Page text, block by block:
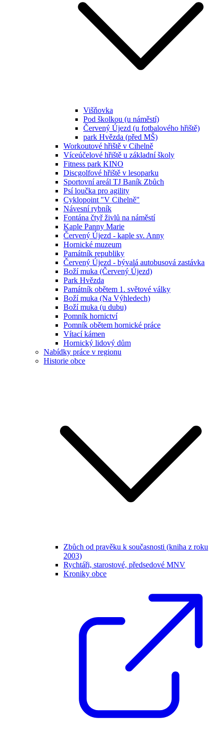
Višňovka
Pod školkou (u náměstí)
Červený Újezd (u fotbalového hřiště)
park Hvězda (před MŠ)
Workoutové hřiště v Cihelně
Víceúčelové hřiště u základní školy
Fitness park KINO
Discgolfové hřiště v lesoparku
Sportovní areál TJ Baník Zbůch
Psí loučka pro agility
Cyklopoint "V Cihelně"
Návesní rybník
Fontána čtyř živlů na náměstí
Kaple Panny Marie
Červený Újezd - kaple sv. Anny
Hornické muzeum
Památník republiky
Červený Újezd - bývalá autobusová zastávka
Boží muka (Červený Újezd)
Park Hvězda
Památník obětem 1. světové války
Boží muka (Na Výhledech)
Boží muka (u dubu)
Pomník hornictví
Pomník obětem hornické práce
Vítací kámen
Hornický lidový dům
Nabídky práce v regionu
Historie obce
Zbůch od pravěku k současnosti (kniha z roku
2003)
Rychtáři, starostové, předsedové MNV
Kroniky obce